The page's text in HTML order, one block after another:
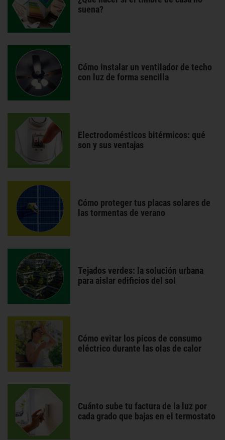
suena?
Cómo instalar un ventilador de techo
con luz de forma sencilla
Electrodomésticos bitérmicos: qué
son y sus ventajas
Cómo proteger tus placas solares de
las tormentas de verano
Tejados verdes: la solución urbana
para aislar edificios del sol
Cómo evitar los picos de consumo
eléctrico durante las olas de calor
Cuánto sube tu factura de la luz por
cada grado que bajas en el termostato